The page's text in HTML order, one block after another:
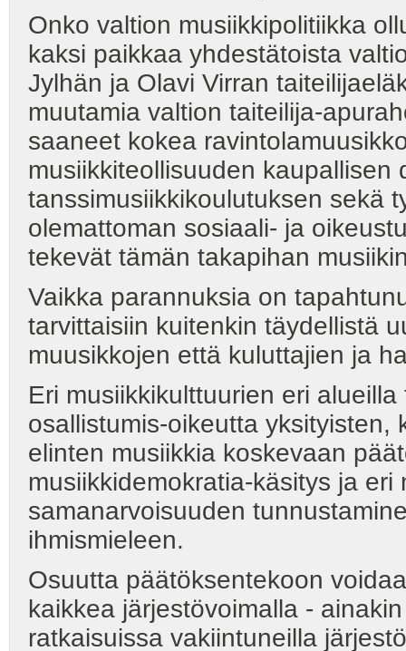
Onko valtion musiikkipolitiikka
kaksi paikkaa yhdestätoista
Jylhän ja Olavi Virran
muutamia valtion taiteilija-
saaneet kokea
musiikkiteollisuuden
tanssimusiikkikoulutuksen sekä
olemattoman sosiaali- ja
tekevät tämän takapihan
Vaikka parannuksia on
tarvittaisiin kuitenkin täydellistä
muusikkojen että kuluttajien ja
Eri musiikkikulttuurien eri
osallistumis-oikeutta
elinten musiikkia koskevaan
musiikkidemokratia-käsitys ja eri
samanarvoisuuden
ihmismieleen.
Osuutta päätöksentekoon
kaikkea järjestövoimalla -
ratkaisuissa vakiintuneilla